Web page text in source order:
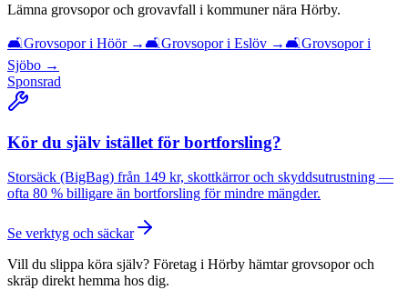
Lämna grovsopor och grovavfall i kommuner nära Hörby.
🛋️Grovsopori Höör→🛋️Grovsopori Eslöv →🛋️Grovsopori
Sjöbo →
Sponsrad
Kör du själv istället för bortforsling?
Storsäck (BigBag) från 149 kr, skottkärror och skyddsutrustning —
ofta 80 % billigare än bortforsling för mindre mängder.
Se verktyg och säckar
Vill du slippa köra själv? Företag i Hörby hämtar grovsopor och
skräp direkt hemma hos dig.